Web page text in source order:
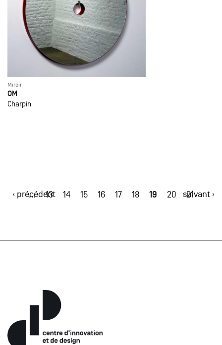
Miroir
OM
Charpin
‹ précédent
… 13 14 15 16 17 18 19 20 21
suivant ›